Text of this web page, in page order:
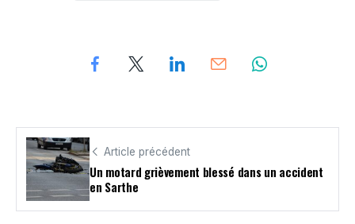
Article précédent
Un motard grièvement blessé dans un accident
en Sarthe